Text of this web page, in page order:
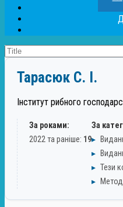
Тарасюк С. І.
Інститут рибного
За роками:
2022 та раніше: 19
За
▸
▸
▸ Тези
▸